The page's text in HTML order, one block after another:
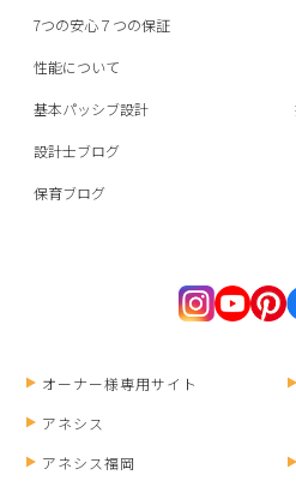
7つの安心７つの保証
性能について
基本パッシブ設計
設計士ブログ
保育ブログ
オーナー様専用サイト
アネシス
アネシス福岡